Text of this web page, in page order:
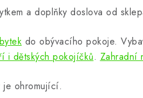
a doplňky doslova od
do obývacího pokoje.
i dětských pokojíčků. Zahradní
je ohromující.